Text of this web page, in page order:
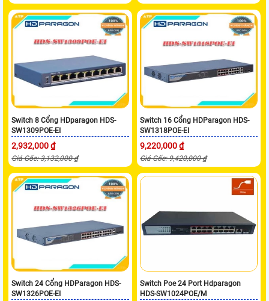
Switch 8 Cổng HDparagon HDS-
SW1309POE-EI
2,932,000 ₫
Giá Gốc: 3,132,000 ₫
Switch 16 Cổng HDParagon HDS-
SW1318POE-EI
9,220,000 ₫
Giá Gốc: 9,420,000 ₫
Switch 24 Cổng HDParagon HDS-
SW1326POE-EI
Switch Poe 24 Port Hdparagon
HDS-SW1024POE/M